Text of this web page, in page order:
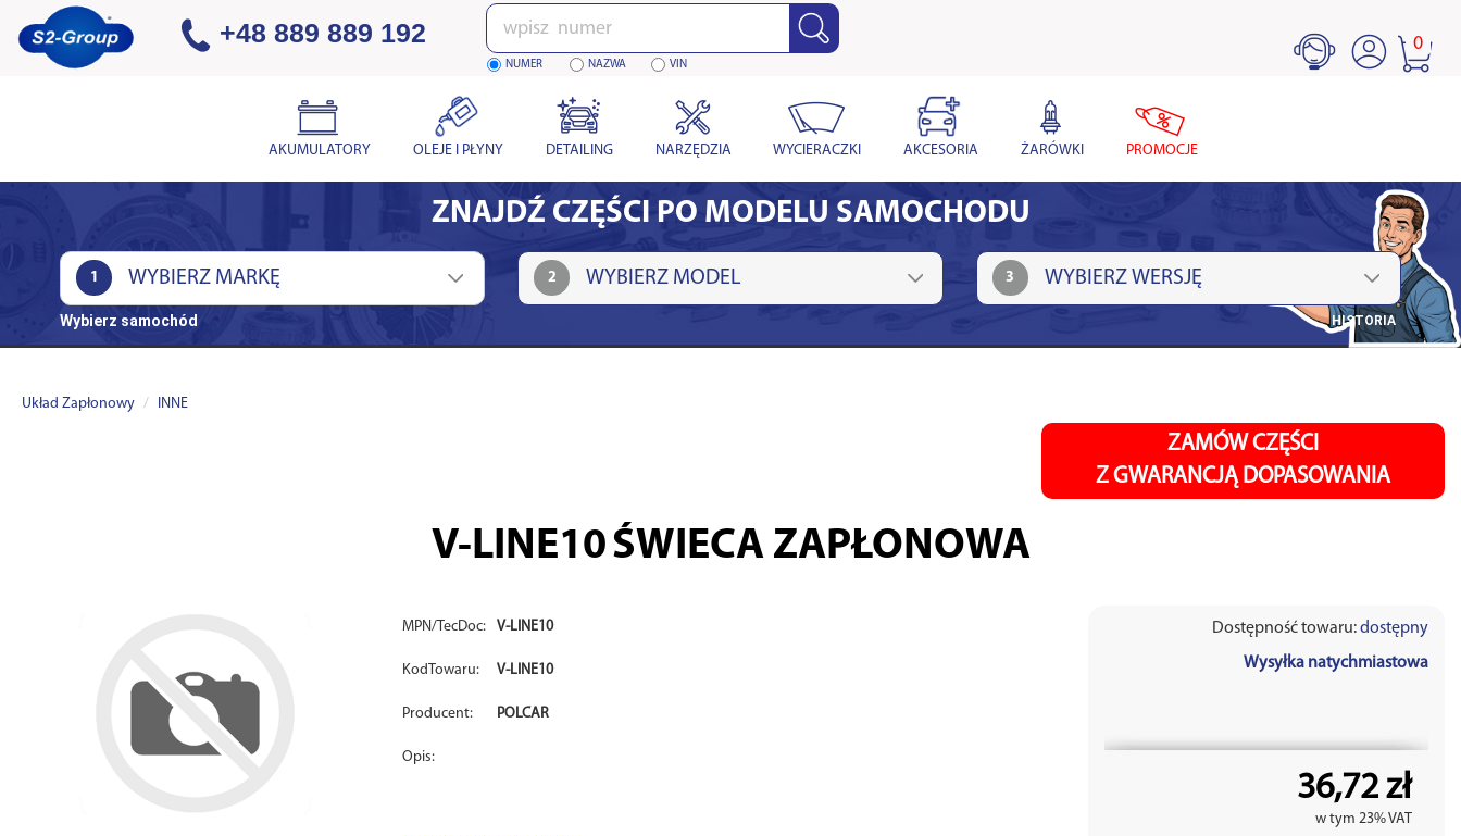
+48 889 889 192 Wpisz
numer
NUMER NAZWA VIN
0
AKUMULATORY OLEJE I PŁYNY DETAILING NARZĘDZIA WYCIERACZKI AKCESORIA ŻARÓWKI PROMOCJE
ZNAJDŹ CZĘŚCI PO MODELU SAMOCHODU
1 2 3
Wybierz samochód HISTORIA
Układ Zapłonowy INNE
ZAMÓW CZĘŚCI
Z GWARANCJĄ DOPASOWANIA
V-LINE10ŚWIECA ZAPŁONOWA
MPN/TecDoc: V-LINE10
KodTowaru: V-LINE10
Producent: POLCAR
Opis:
Dostępność towaru:dostępny
Wysyłka natychmiastowa
36,72 zł
w tym 23% VAT